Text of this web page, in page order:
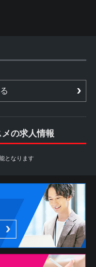
の求人情報
となります